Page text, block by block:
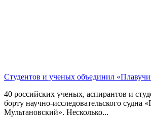
Студентов и ученых объединил
40 российских ученых, аспирантов и
борту научно-исследовательского судна
Мультановский». Несколько...